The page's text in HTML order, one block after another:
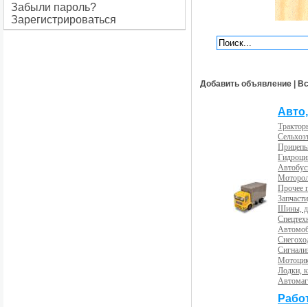
Забыли пароль?
Зарегистрироваться
Добавить объявление |
Прочее
Шины,
Лодки,